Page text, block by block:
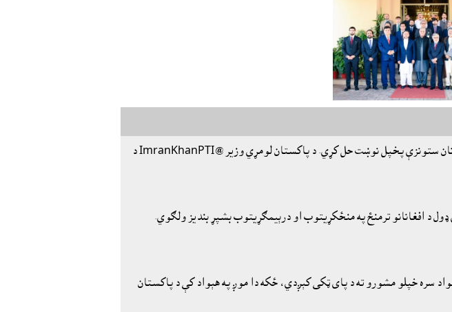
هند، پاکستان او ايران څخه مو هيله ده چې د سيمې او خپلو ګټو لپاره په افغانستان کې بېپري پاته شي. پرېږدئ چې افغانان ستونزې پخپل نوښت حل کړي. د پاکستان لومړي وزير @ImranKhanPTI د
د افغانانو ترمنځ په منځکړيتوب او درېيمګړيتوب بشپړ بنديز ولګوي.
سره خپلو مشورو ته د پاى ټکى کېږدي، ځکه دا موږ په هېواد کې د پاکستان